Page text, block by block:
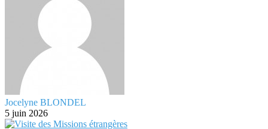
Jocelyne BLONDEL
5 juin 2026